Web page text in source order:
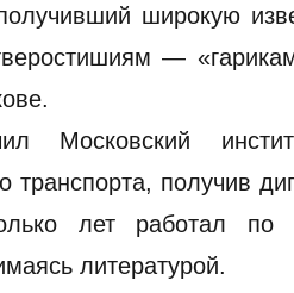
широкую
—
Московский
транспорта, получив
лет работал по
литературой.